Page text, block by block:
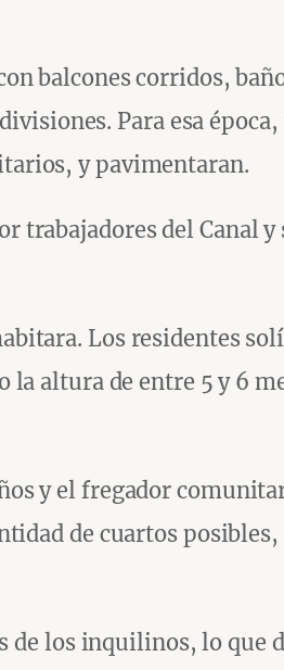
balcones corridos,
Para esa época,
y pavimentaran.
trabajadores del Canal y
Los residentes
altura de entre 5 y 6
y el fregador
de cuartos posibles,
de los inquilinos, lo que